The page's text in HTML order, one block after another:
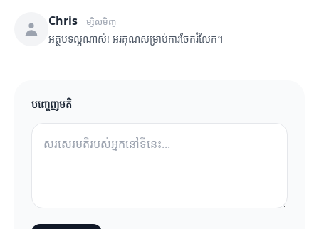
Chris ម្សិលមិញ
អត្ថបទល្អណាស់! អរគុណសម្រាប់ការចែករំលែក។
បញ្ចេញមតិ